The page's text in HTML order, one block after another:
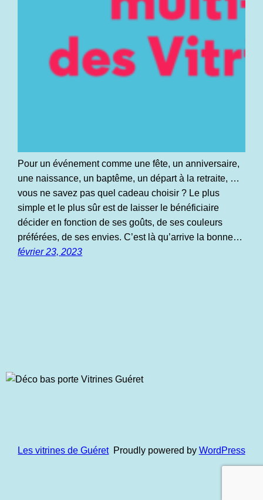
Pour un événement comme une fête, un anniversaire,
une naissance, un baptême, un départ à la retraite, …
vous ne savez pas quel cadeau choisir ? Le plus
simple et le plus sûr est de laisser le bénéficiaire
décider en fonction de ses goûts, de ses couleurs
préférées, de ses envies. C’est là qu’arrive la bonne…
février 23, 2023
Les vitrines de Guéret Proudly powered by WordPress